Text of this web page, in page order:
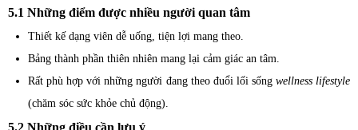
5.1 Những điểm được nhiều người quan tâm
Thiết kế dạng viên dễ uống, tiện lợi mang theo.
Bảng thành phần thiên nhiên mang lại cảm giác an tâm.
Rất phù hợp với những người đang theo đuổi lối sống wellness lifestyle
(chăm sóc sức khỏe chủ động).
5.2 Những điều cần lưu ý